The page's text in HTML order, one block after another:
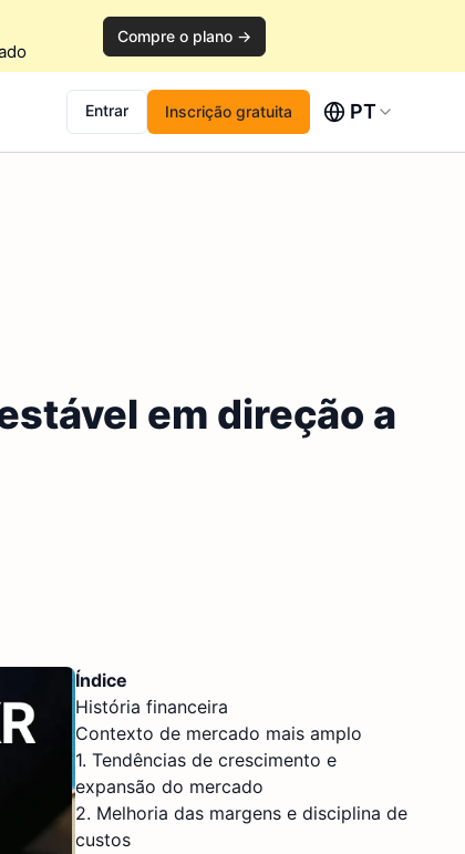
Compre o plano →
Entrar Inscrição gratuita PT
em direção a
Índice
História financeira
Contexto de mercado mais amplo
1. Tendências de crescimento e
expansão do mercado
2. Melhoria das margens e disciplina de
custos